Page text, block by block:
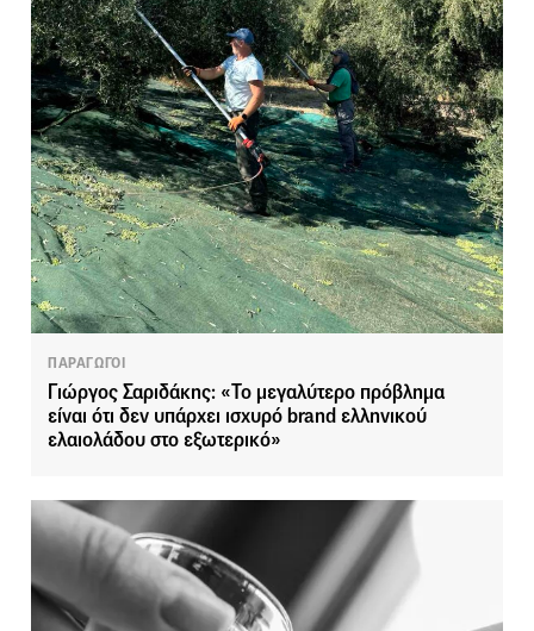
ΠΑΡΑΓΩΓΟΙ
Γιώργος Σαριδάκης: «Το μεγαλύτερο πρόβλημα
είναι ότι δεν υπάρχει ισχυρό brand ελληνικού
ελαιολάδου στο εξωτερικό»